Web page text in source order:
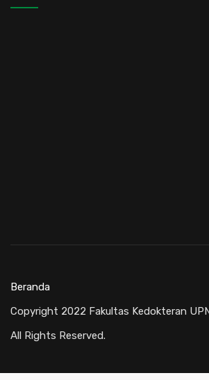
Copyright 2022 Fakultas Kedokteran
All Rights Reserved.
Beranda